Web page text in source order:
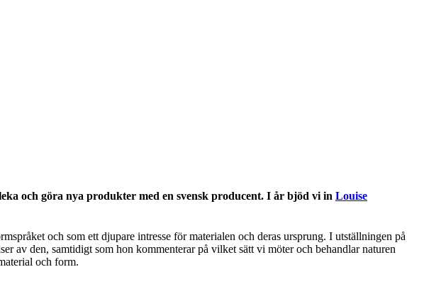
och göra nya produkter med en svensk producent. I år bjöd vi in Louise
och som ett djupare intresse för materialen och deras ursprung. I utställningen på
av den, samtidigt som hon kommenterar på vilket sätt vi möter och behandlar naturen
och form.